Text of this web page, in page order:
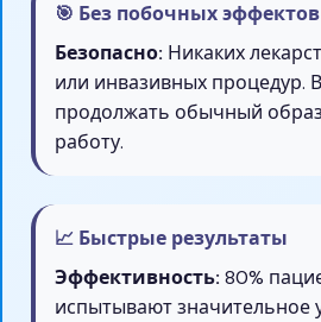
🎯 Без побочных эффектов
Безопасно: Никаких
или инвазивных процедур.
продолжать обычный
работу.
📈 Быстрые результаты
Эффективность: 80%
испытывают значительное